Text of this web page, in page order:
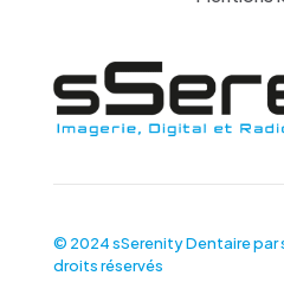
© 2024 sSerenity Dentaire par
droits réservés